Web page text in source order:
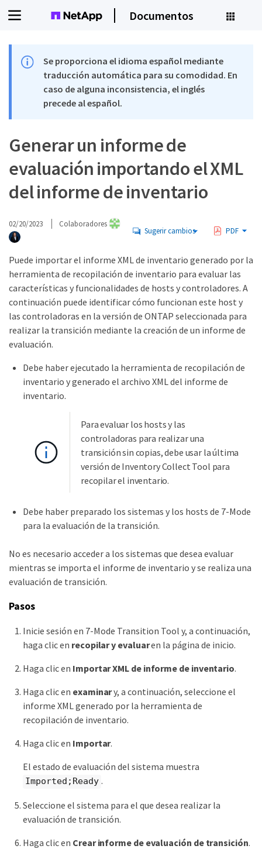
Documentos
Se proporciona el idioma español mediante
traducción automática para su comodidad. En
caso de alguna inconsistencia, el inglés
precede al español.
Generar un informe de
evaluación importando el XML
del informe de inventario
02/20/2023 Colaboradores
Sugerir cambios PDF
Puede importar el informe XML de inventario generado por la
herramienta de recopilación de inventario para evaluar las
características y funcionalidades de hosts y controladores. A
continuación puede identificar cómo funcionan este host y
las controladoras en la versión de ONTAP seleccionada para
realizar la transición mediante la creación de un informe de
evaluación.
Debe haber ejecutado la herramienta de recopilación de
inventario y generado el archivo XML del informe de
inventario.
Para evaluar los hosts y las
controladoras para realizar una
transición sin copias, debe usar la última
versión de Inventory Collect Tool para
recopilar el inventario.
Debe haber preparado los sistemas y los hosts de 7-Mode
para la evaluación de la transición.
No es necesario acceder a los sistemas que desea evaluar
mientras se importa el informe de inventario y se realiza una
evaluación de transición.
Pasos
Inicie sesión en 7-Mode Transition Tool y, a continuación,
haga clic en recopilar y evaluaren la página de inicio.
Haga clic en Importar XML de informe de inventario.
Haga clic en examinary, a continuación, seleccione el
informe XML generado por la herramienta de
recopilación de inventario.
Haga clic en Importar.
El estado de evaluación del sistema muestra
Imported;Ready .
Seleccione el sistema para el que desea realizar la
evaluación de transición.
Haga clic en Crear informe de evaluación de transición.